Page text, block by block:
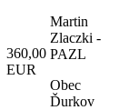
360,00
EUR
Martin
Zlaczki -
PAZL
Obec
Ďurkov